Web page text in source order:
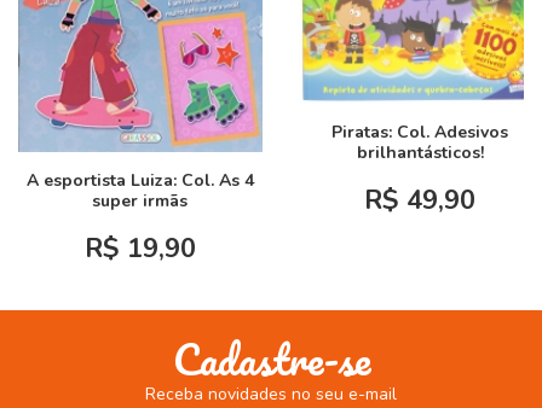
A esportista Luiza: Col. As 4
super irmãs
R$ 19,90
Piratas: Col. Adesivos
brilhantásticos!
R$ 49,90
Cadastre-se
Receba novidades no seu e-mail